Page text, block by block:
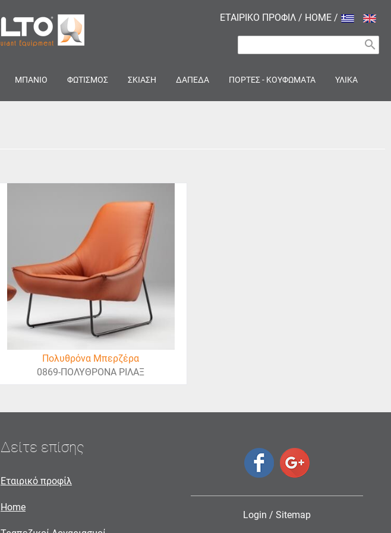
ΕΤΑΙΡΙΚΟ ΠΡΟΦΙΛ / HOME /
search
ΜΠΑΝΙΟ ΦΩΤΙΣΜΟΣ ΣΚΙΑΣΗ ΔΑΠΕΔΑ ΠΟΡΤΕΣ - ΚΟΥΦΩΜΑΤΑ ΥΛΙΚΑ
Πολυθρόνα Μπερζέρα
0869-ΠΟΛΥΘΡΟΝΑ ΡΙΛΑΞ
Δείτε επίσης
Εταιρικό προφίλ
Home
Login / Sitemap